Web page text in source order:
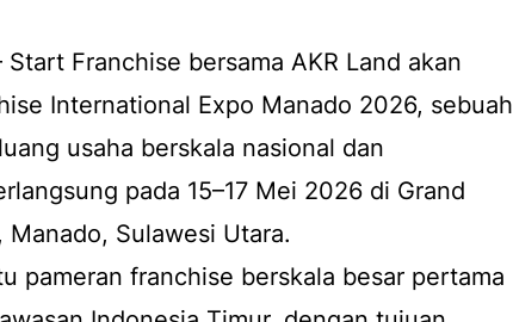
Franchise bersama AKR Land akan
International Expo Manado 2026, sebuah
usaha berskala nasional dan
pada 15–17 Mei 2026 di Grand
Sulawesi Utara.
pameran franchise berskala besar pertama